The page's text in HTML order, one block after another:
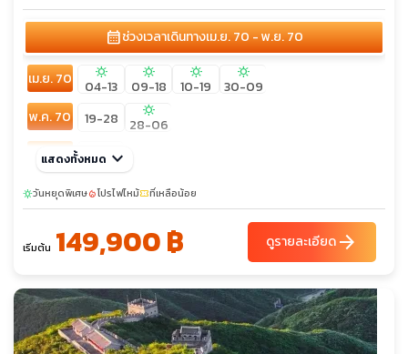
calendar_monthช่วงเวลาเดินทางเม.ย. 70 - พ.ย. 70
เม.ย. 70 sunny
04-13
sunny
09-18
sunny
10-19
sunny
30-09
พ.ค. 70
19-28 sunny
28-06
มิ.ย. 70
18-27
ก.ค. 70
19-28
ส.ค. 70
11-20
ต.ค. 70
08-17 16-25 22-31 29-07
แสดงทั้งหมด keyboard_arrow_down
sunnyวันหยุดพิเศษlocal_fire_departmentโปรไฟไหม้confirmation_numberที่เหลือน้อย
เริ่มต้น 149,900 ฿ ดูรายละเอียดarrow_forward